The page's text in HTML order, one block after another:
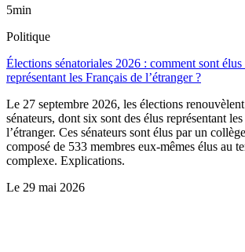
5min
Politique
Élections sénatoriales 2026 : comment sont élus
représentant les Français de l’étranger ?
Le 27 septembre 2026, les élections
sénateurs, dont six sont des élus représentant
l’étranger. Ces sénateurs sont élus par un
composé de 533 membres eux-mêmes élus au
complexe. Explications.
Le 29 mai 2026